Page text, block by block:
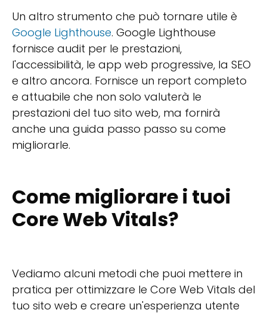
Un altro strumento che può tornare utile è
Google Lighthouse. Google Lighthouse
fornisce audit per le prestazioni,
l'accessibilità, le app web progressive, la SEO
e altro ancora. Fornisce un report completo
e attuabile che non solo valuterà le
prestazioni del tuo sito web, ma fornirà
anche una guida passo passo su come
migliorarle.
Come migliorare i tuoi
Core Web Vitals?
Vediamo alcuni metodi che puoi mettere in
pratica per ottimizzare le Core Web Vitals del
tuo sito web e creare un'esperienza utente